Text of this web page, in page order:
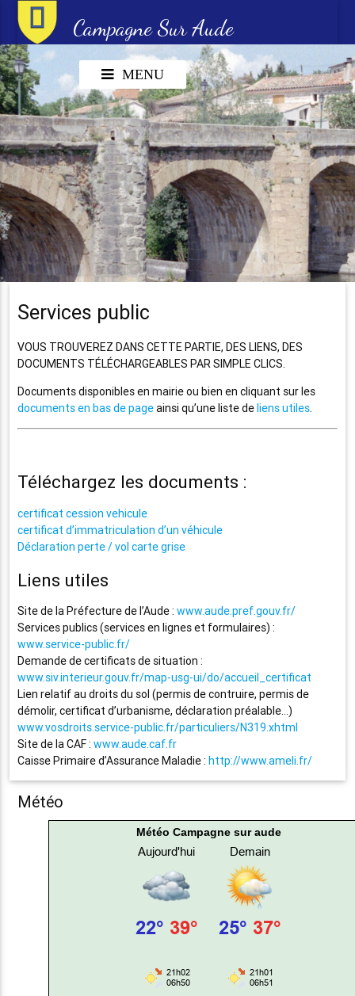
Campagne Sur Aude
MENU
Services public
VOUS TROUVEREZ DANS CETTE PARTIE, DES LIENS, DES
DOCUMENTS TÉLÉCHARGEABLES PAR SIMPLE CLICS.
Documents disponibles en mairie ou bien en cliquant sur les
documents en bas de pageainsi qu’une liste deliens utiles.
Téléchargez les documents :
certificat cession vehicule
certificat d’immatriculation d’un véhicule
Déclaration perte / vol carte grise
Liens utiles
Site de la Préfecture de l’Aude :www.aude.pref.gouv.fr/
Services publics (services en lignes et formulaires) :
www.service-public.fr/
Demande de certificats de situation :
www.siv.interieur.gouv.fr/map-usg-ui/do/accueil_certificat
Lien relatif au droits du sol (permis de contruire, permis de
démolir, certificat d’urbanisme, déclaration préalable…)
www.vosdroits.service-public.fr/particuliers/N319.xhtml
Site de la CAF :www.aude.caf.fr
Caisse Primaire d’Assurance Maladie : http://www.ameli.fr/
Météo
Météo Campagne sur aude